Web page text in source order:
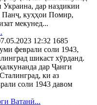
дар наздикии
Панҷ, куҳҳои Помир,
мекунед...
12:32 1685
феврали соли 1943,
шикаст хӯрданд.
дар Ҷанги
ки аз
соли 1943 давом